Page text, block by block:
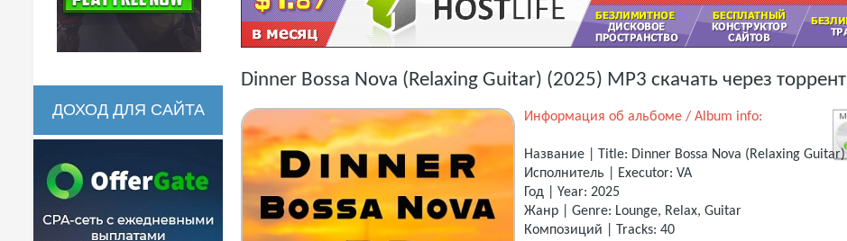
ДОХОД ДЛЯ САЙТА
Dinner Bossa Nova (Relaxing Guitar) (2025) MP3 скачать через торрент
Информация об альбоме / Album info:
Название | Title: Dinner Bossa Nova (Relaxing Guitar)
Исполнитель | Executor: VA
Год | Year: 2025
Жанр | Genre: Lounge, Relax, Guitar
Композиций | Tracks: 40